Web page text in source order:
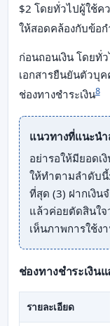
$2 โดยทั่วไปผู้ใช้ค
ให้สอดคล้องกับข้อ
ก่อนถอนเงิน โดยทั่
เอกสารยืนยันตัวบุ
ช่องทางชำระเงิน8
แนวทางที่แนะน
อย่ารอให้มียอดเ
ให้ทำตามลำดับ
ที่สุด (3) ฝากเงิน
แล้วค่อยตัดสินใจ
เห็นภาพการใช้ง
ช่องทางชำระเงิน
รายละเอียด